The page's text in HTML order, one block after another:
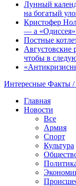
Лунный
на богатый
Кристофер
— а «Одиссея»
Постные
Августовские
чтобы в
Интересные Факты
Главная
Новости
Все
Армия
Спорт
Культура